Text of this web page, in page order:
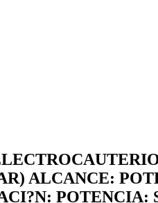
ALCANCE:
POTENCIA: